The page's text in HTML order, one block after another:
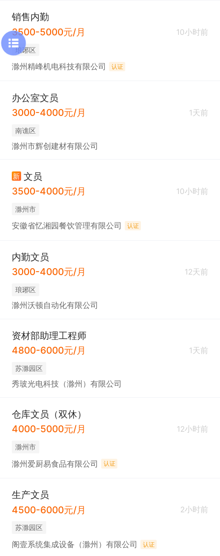
销售内勤
3500-5000元/月
10小时前
琅琊区
滁州精峰机电科技有限公司 认证
办公室文员
3000-4000元/月
1天前
南谯区
滁州市辉创建材有限公司
新 文员
3500-4000元/月
10小时前
滁州市
安徽省忆湘园餐饮管理有限公司 认证
内勤文员
3000-4000元/月
12天前
琅琊区
滁州沃顿自动化有限公司
资材部助理工程师
4800-6000元/月
1天前
苏滁园区
秀玻光电科技（滁州）有限公司
仓库文员（双休）
4000-5000元/月
12小时前
滁州市
滁州爱厨易食品有限公司 认证
生产文员
4500-6000元/月
2小时前
苏滁园区
阁壹系统集成设备（滁州）有限公司 认证